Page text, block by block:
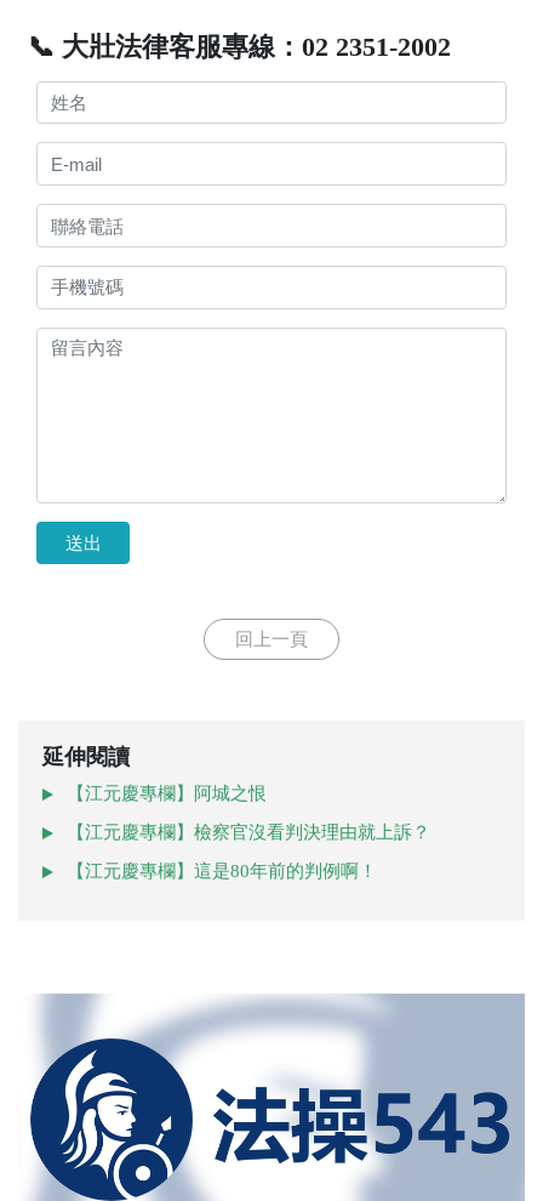
📞 大壯法律客服專線：02 2351-2002
送出
回上一頁
延伸閱讀
【江元慶專欄】阿城之恨
【江元慶專欄】檢察官沒看判決理由就上訴？
【江元慶專欄】這是80年前的判例啊！